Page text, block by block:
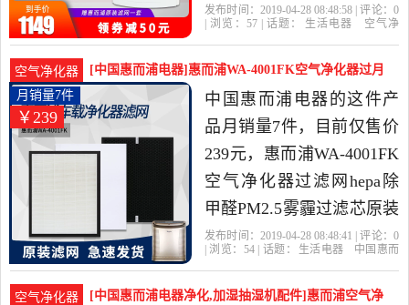
甲醛雾霾PM2.5粉尘是2019
活电器当中性价比很高的
空气净化,氧吧，由江苏 苏
州发货。
发布时间：2019-04-28 08:48:58 | 评论： 0
| 浏览： 57| 话题： 生活电器
空气净
空气净化器
[中国惠而浦电器]惠而浦WA-4001FK空气净化器过月
销量7件仅售239元
￥239
月销量7件
中国惠而浦电器的这件产
品月销量7件，目前仅售价
239元，惠而浦WA-4001FK
空气净化器过滤网hepa除
甲醛PM2.5雾霾过滤芯原装
是2019年中国惠而浦电器
很高的，由江苏 苏州发
发布时间：2019-04-28 08:48:41 | 评论： 0
| 浏览： 54| 话题： 生活电器
中国惠而
空气净化器
[中国惠而浦电器净化,加湿抽湿机配件]惠而浦空气净